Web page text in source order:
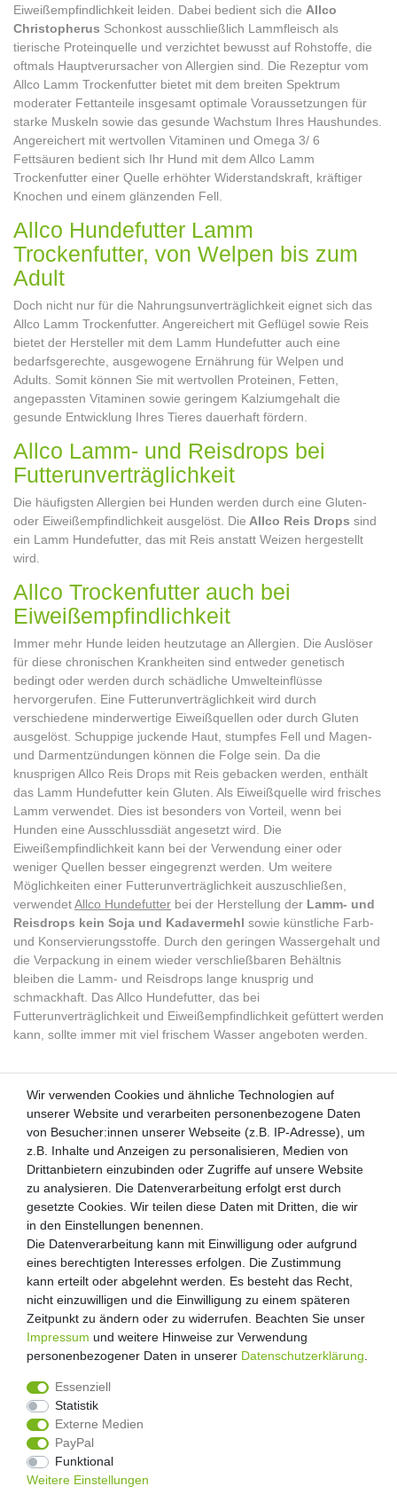
Eiweißempfindlichkeit leiden. Dabei bedient sich die Allco
Christopherus Schonkost ausschließlich Lammfleisch als
tierische Proteinquelle und verzichtet bewusst auf Rohstoffe, die
oftmals Hauptverursacher von Allergien sind. Die Rezeptur vom
Allco Lamm Trockenfutter bietet mit dem breiten Spektrum
moderater Fettanteile insgesamt optimale Voraussetzungen für
starke Muskeln sowie das gesunde Wachstum Ihres Haushundes.
Angereichert mit wertvollen Vitaminen und Omega 3/ 6
Fettsäuren bedient sich Ihr Hund mit dem Allco Lamm
Trockenfutter einer Quelle erhöhter Widerstandskraft, kräftiger
Knochen und einem glänzenden Fell.
Allco Hundefutter Lamm
Trockenfutter, von Welpen bis zum
Adult
Doch nicht nur für die Nahrungsunverträglichkeit eignet sich das
Allco Lamm Trockenfutter. Angereichert mit Geflügel sowie Reis
bietet der Hersteller mit dem Lamm Hundefutter auch eine
bedarfsgerechte, ausgewogene Ernährung für Welpen und
Adults. Somit können Sie mit wertvollen Proteinen, Fetten,
angepassten Vitaminen sowie geringem Kalziumgehalt die
gesunde Entwicklung Ihres Tieres dauerhaft fördern.
Allco Lamm- und Reisdrops bei
Futterunverträglichkeit
Die häufigsten Allergien bei Hunden werden durch eine Gluten-
oder Eiweißempfindlichkeit ausgelöst. Die Allco Reis Drops sind
ein Lamm Hundefutter, das mit Reis anstatt Weizen hergestellt
wird.
Allco Trockenfutter auch bei
Eiweißempfindlichkeit
Immer mehr Hunde leiden heutzutage an Allergien. Die Auslöser
für diese chronischen Krankheiten sind entweder genetisch
bedingt oder werden durch schädliche Umwelteinflüsse
hervorgerufen. Eine Futterunverträglichkeit wird durch
verschiedene minderwertige Eiweißquellen oder durch Gluten
ausgelöst. Schuppige juckende Haut, stumpfes Fell und Magen-
und Darmentzündungen können die Folge sein. Da die
knusprigen Allco Reis Drops mit Reis gebacken werden, enthält
das Lamm Hundefutter kein Gluten. Als Eiweißquelle wird frisches
Lamm verwendet. Dies ist besonders von Vorteil, wenn bei
Hunden eine Ausschlussdiät angesetzt wird. Die
Eiweißempfindlichkeit kann bei der Verwendung einer oder
weniger Quellen besser eingegrenzt werden. Um weitere
Möglichkeiten einer Futterunverträglichkeit auszuschließen,
verwendetAllco Hundefutter bei der Herstellung der Lamm- und
Reisdrops kein Soja und Kadavermehl sowie künstliche Farb-
und Konservierungsstoffe. Durch den geringen Wassergehalt und
die Verpackung in einem wieder verschließbaren Behältnis
bleiben die Lamm- und Reisdrops lange knusprig und
schmackhaft. Das Allco Hundefutter, das bei
Futterunverträglichkeit und Eiweißempfindlichkeit gefüttert werden
kann, sollte immer mit viel frischem Wasser angeboten werden.
Kunden-Anfragen: info@zooheld.de
Über uns
Zahlung und Versand
Retouren
Zooheld Blog
Widerrufsrecht
Vertrag widerrufen
Geschäftsbedingungen
Datenschutzerklärung
Kontakt
Impressum
Wir verwenden Cookies und ähnliche Technologien auf
unserer Website und verarbeiten personenbezogene Daten
von Besucher:innen unserer Webseite (z.B. IP-Adresse), um
z.B. Inhalte und Anzeigen zu personalisieren, Medien von
Drittanbietern einzubinden oder Zugriffe auf unsere Website
zu analysieren. Die Datenverarbeitung erfolgt erst durch
gesetzte Cookies. Wir teilen diese Daten mit Dritten, die wir
in den Einstellungen benennen.
Die Datenverarbeitung kann mit Einwilligung oder aufgrund
eines berechtigten Interesses erfolgen. Die Zustimmung
kann erteilt oder abgelehnt werden. Es besteht das Recht,
nicht einzuwilligen und die Einwilligung zu einem späteren
Zeitpunkt zu ändern oder zu widerrufen. Beachten Sie unser
Impressum und weitere Hinweise zur Verwendung
personenbezogener Daten in unserer Daten­schutz­erklärung
Essenziell
Statistik
Externe Medien
PayPal
Funktional
Weitere Einstellungen
Wir verwenden Cookies und ähnliche Technologien auf
unserer Website und verarbeiten personenbezogene Daten
von Besucher:innen unserer Webseite (z.B. IP-Adresse), um
z.B. Inhalte und Anzeigen zu personalisieren, Medien von
Drittanbietern einzubinden oder Zugriffe auf unsere Website
zu analysieren. Die Datenverarbeitung erfolgt erst durch
gesetzte Cookies. Wir teilen diese Daten mit Dritten, die wir
in den Einstellungen benennen.
Die Datenverarbeitung kann mit Einwilligung oder aufgrund
eines berechtigten Interesses erfolgen. Die Zustimmung
kann erteilt oder abgelehnt werden. Es besteht das Recht,
nicht einzuwilligen und die Einwilligung zu einem späteren
Zeitpunkt zu ändern oder zu widerrufen. Beachten Sie unser
Impressum und weitere Hinweise zur Verwendung
personenbezogener Daten in unserer Daten­schutz­erklärung
Essenziell
Statistik
Externe Medien
PayPal
Funktional
Weitere Einstellungen